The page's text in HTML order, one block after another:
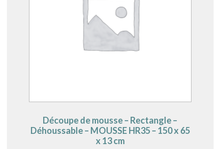
Découpe de mousse – Rectangle –
Déhoussable – MOUSSE HR35 – 150 x 65
x 13 cm